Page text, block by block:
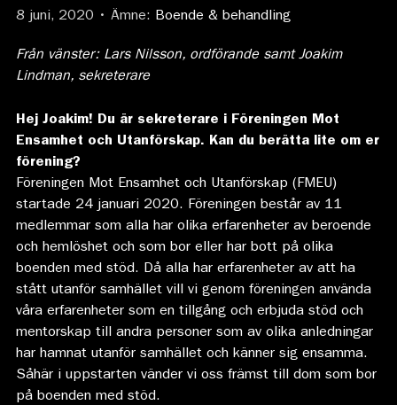
8 juni, 2020 • Ämne: Boende & behandling
Från vänster: Lars Nilsson, ordförande samt Joakim
Lindman, sekreterare
Hej Joakim! Du är sekreterare i Föreningen Mot
Ensamhet och Utanförskap. Kan du berätta lite om er
förening?
Föreningen Mot Ensamhet och Utanförskap (FMEU)
startade 24 januari 2020. Föreningen består av 11
medlemmar som alla har olika erfarenheter av beroende
och hemlöshet och som bor eller har bott på olika
boenden med stöd. Då alla har erfarenheter av att ha
stått utanför samhället vill vi genom föreningen använda
våra erfarenheter som en tillgång och erbjuda stöd och
mentorskap till andra personer som av olika anledningar
har hamnat utanför samhället och känner sig ensamma.
Såhär i uppstarten vänder vi oss främst till dom som bor
på boenden med stöd.